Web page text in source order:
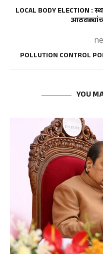
LOCAL BODY ELECTION :
POLLUTION CONTROL
YOU